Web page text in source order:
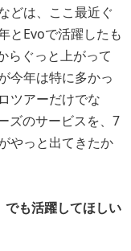
どは、ここ最近ぐ
とEvoで活躍したも
らぐっと上がって
今年は特に多かっ
ツアーだけでな
ズのサービスを、7
やっと出てきたか
も活躍してほしい